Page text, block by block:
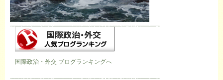
国際政治・外交 ブログランキングへ